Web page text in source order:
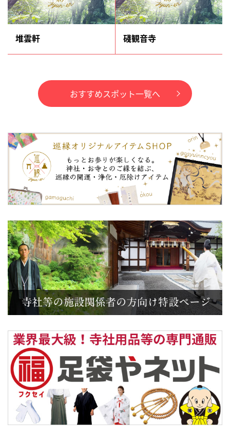
堆雲軒 碊観音寺
おすすめスポット一覧へ